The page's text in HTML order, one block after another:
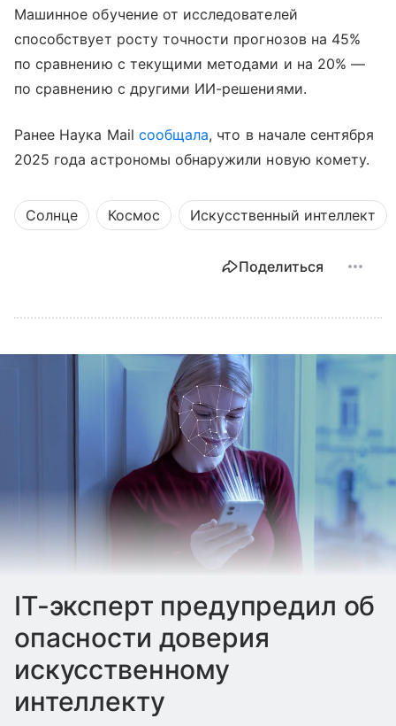
Машинное обучение от исследователей
способствует росту точности прогнозов на 45%
по сравнению с текущими методами и на 20% —
по сравнению с другими ИИ-решениями.
Ранее Наука Mail сообщала, что в начале сентября
2025 года астрономы обнаружили новую комету.
Солнце Космос Искусственный интеллект
Поделиться
IT-эксперт предупредил об
опасности доверия
искусственному
интеллекту